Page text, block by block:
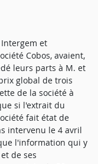
et
Cobos, avaient,
leurs parts à M. et
global de trois
de la société à
si l'extrait du
fait état de
intervenu le 4 avril
l'information qui y
de ses